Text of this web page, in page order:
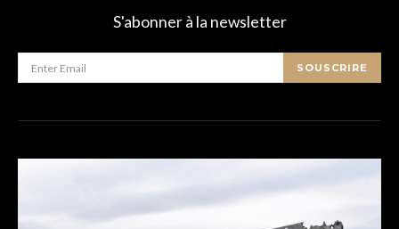
S'abonner à la newsletter
SOUSCRIRE